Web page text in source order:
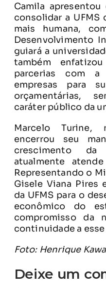
Camila
consolidar a
mais humana,
Desenvolvimento
guiará a
também
parcerias com a
empresas para
orçamentárias,
caráter público da
Marcelo Turine,
encerrou seu
crescimento da
atualmente
Representando o
Gisele Viana Pires
da UFMS para o
econômico do
compromisso da
continuidade a
Foto: Henrique
Deixe um